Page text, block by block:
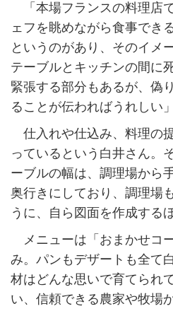
「本場フランスの料理店
ェフを眺めながら食事でき
というのがあり、そのイメ
テーブルとキッチンの間に
緊張する部分もあるが、偽
ることが伝わればうれしい
仕入れや仕込み、料理の
っているという白井さん。
ーブルの幅は、調理場から
奥行きにしており、調理場
うに、自ら図面を作成する
メニューは「おまかせコ
み。パンもデザートも全て
材はどんな思いで育てられ
い、信頼できる農家や牧場